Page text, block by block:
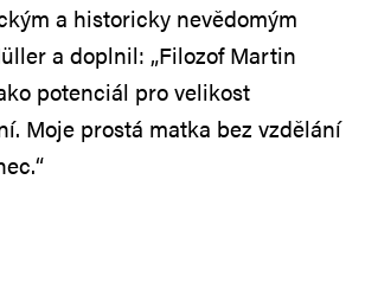
a historicky nevědomým
a doplnil: „Filozof Martin
potenciál pro velikost
Moje prostá matka bez vzdělání